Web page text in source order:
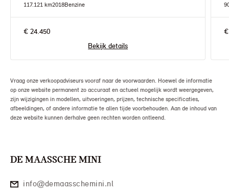
117.121 km2018Benzine
€ 24.450
Bekijk details
Vraag onze verkoopadviseurs vooraf naar de voorwaarden. Hoewel de informatie
op onze website permanent zo accuraat en actueel mogelijk wordt weergegeven,
zijn wijzigingen in modellen, uitvoeringen, prijzen, technische specificaties,
afbeeldingen, of andere informatie te allen tijde voorbehouden. Aan de inhoud van
deze website kunnen derhalve geen rechten worden ontleend.
DE MAASSCHE MINI
info@demaasschemini.nl